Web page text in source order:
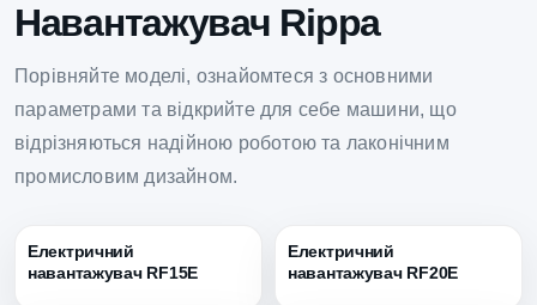
Навантажувач Rippa
Порівняйте моделі, ознайомтеся з основними
параметрами та відкрийте для себе машини, що
відрізняються надійною роботою та лаконічним
промисловим дизайном.
Електричний
навантажувач RF15E
Електричний
навантажувач RF20E